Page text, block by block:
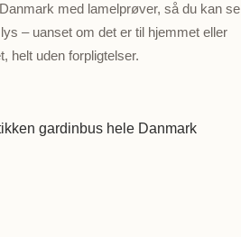
med lamelprøver, så du kan se
– uanset om det er til hjemmet eller
helt uden forpligtelser.